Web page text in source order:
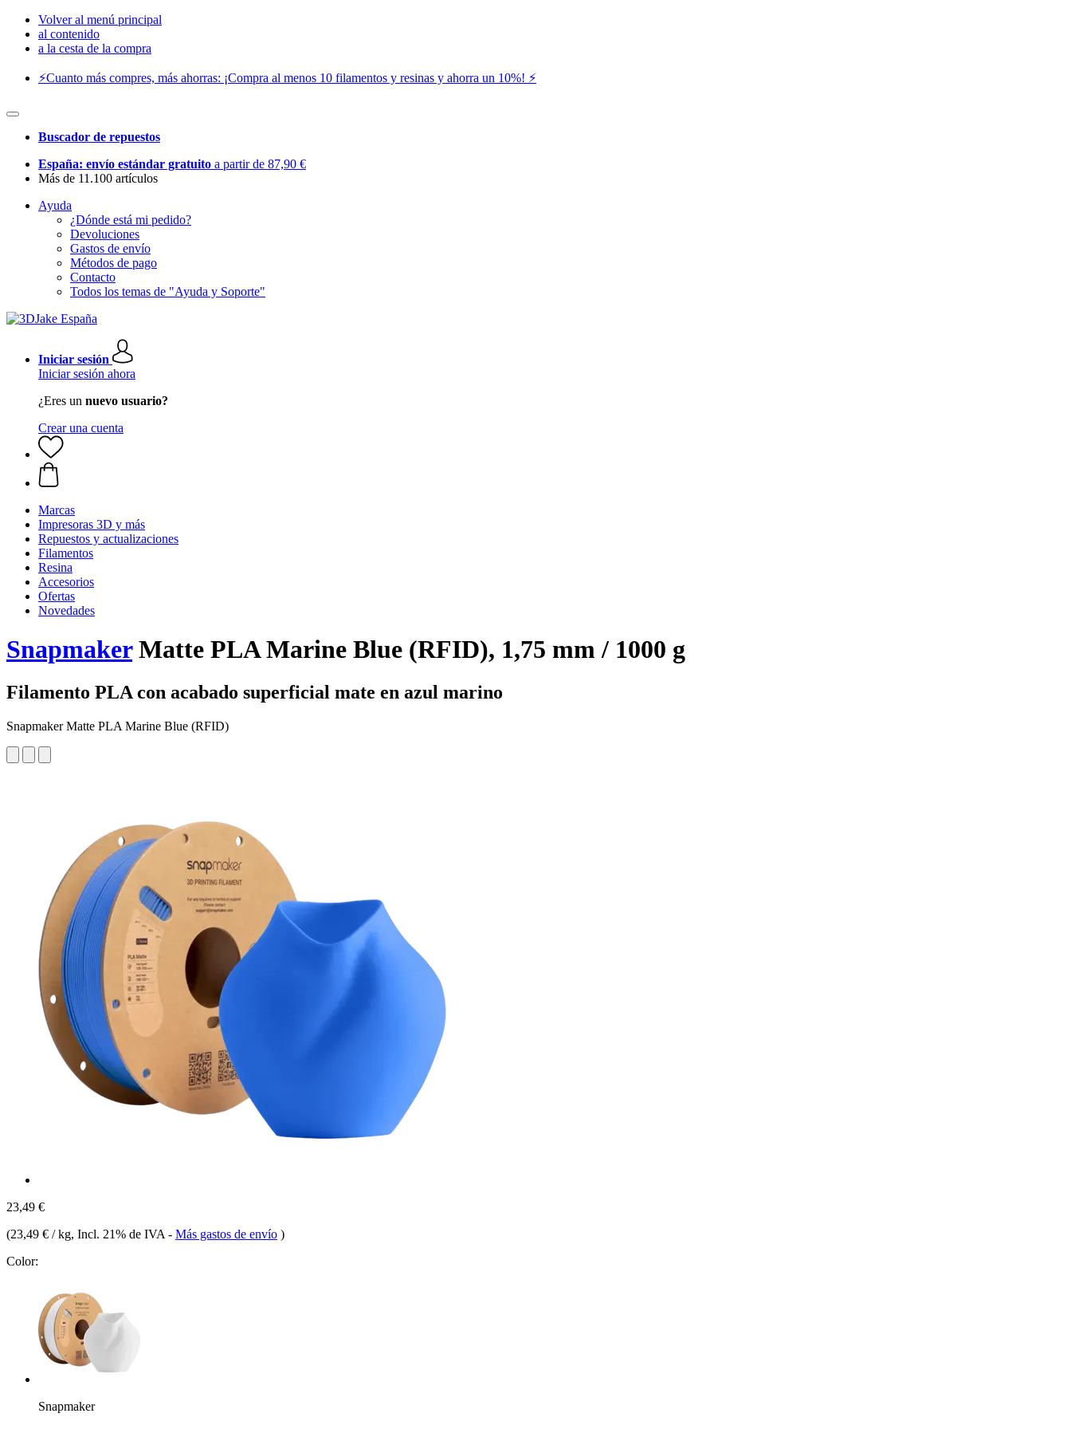
Volver al menú principal
al contenido
a la cesta de la compra
⚡️Cuanto más compres, más ahorras: ¡Compra al menos 10 filamentos y resinas y ahorra un 10%! ⚡️
Buscador de repuestos
España: envío estándar gratuito a partir de 87,90 €
Más de 11.100 artículos
Ayuda
¿Dónde está mi pedido?
Devoluciones
Gastos de envío
Métodos de pago
Contacto
Todos los temas de "Ayuda y Soporte"
Iniciar sesión
Iniciar sesión ahora
¿Eres un nuevo usuario?
Crear una cuenta
Marcas
Impresoras 3D y más
Repuestos y actualizaciones
Filamentos
Resina
Accesorios
Ofertas
Novedades
SnapmakerMatte PLA Marine Blue (RFID), 1,75 mm / 1000 g
Filamento PLA con acabado superficial mate en azul marino
Snapmaker Matte PLA Marine Blue (RFID)
23,49 €
(23,49 € / kg, Incl. 21% de IVA - Más gastos de envío )
Color:
Snapmaker